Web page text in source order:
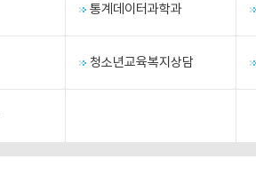
통계데이터과학과
청소년교육복지상담